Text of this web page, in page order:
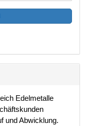
Edelmetalle
und Abwicklung.